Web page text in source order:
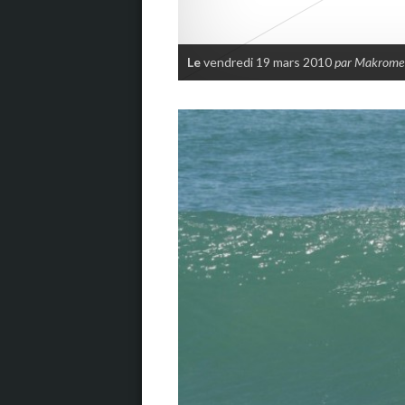
Levendredi 19 mars 2010par Makrome